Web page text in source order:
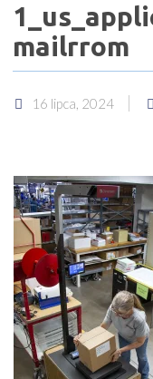
mailrrom
16 lipca, 2024